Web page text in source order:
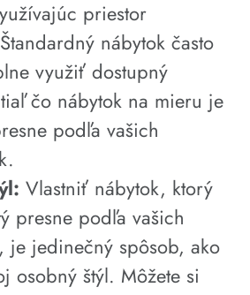
priestor
nábytok často
využiť dostupný
čo nábytok na mieru je
podľa vašich
Vlastniť nábytok, ktorý
presne podľa vašich
je jedinečný spôsob, ako
osobný štýl. Môžete si